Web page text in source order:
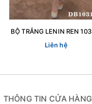
Liên hệ
THÔNG TIN CỬA HÀNG